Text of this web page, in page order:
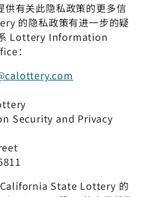
有关此隐私政策的更多信
的隐私政策有进一步的疑
Lottery Information
：
Security and Privacy
California State Lottery 的